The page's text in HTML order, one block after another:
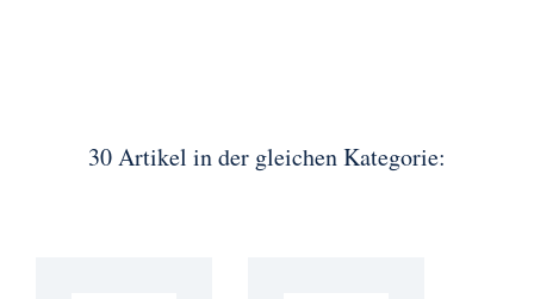
30 Artikel in der gleichen Kategorie: